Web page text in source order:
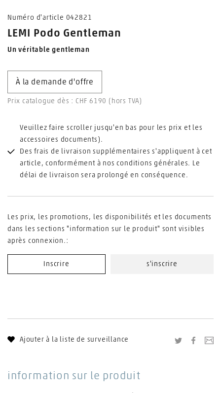
Numéro d'article 042821
LEMI Podo Gentleman
Un véritable gentleman
À la demande d'offre
Prix catalogue dès : CHF 6190 (hors TVA)
Veuillez faire scroller jusqu'en bas pour les prix et les
accessoires documents).
Des frais de livraison supplémentaires s'appliquent à cet
article, conformément à nos conditions générales. Le
délai de livraison sera prolongé en conséquence.
Les prix, les promotions, les disponibilités et les documents
dans les sections "information sur le produit" sont visibles
après connexion.:
Inscrire s'inscrire
Ajouter à la liste de surveillance Twitter
information sur le produit